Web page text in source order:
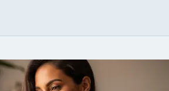
o resultado,
no concurso do
Kelvin Friske -
aprovação